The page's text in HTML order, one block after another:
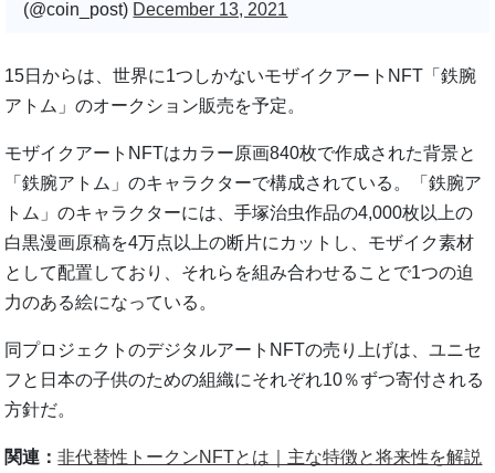
(@coin_post) December 13, 2021
15日からは、世界に1つしかないモザイクアートNFT「鉄腕
アトム」のオークション販売を予定。
モザイクアートNFTはカラー原画840枚で作成された背景と
「鉄腕アトム」のキャラクターで構成されている。「鉄腕ア
トム」のキャラクターには、手塚治虫作品の4,000枚以上の
白黒漫画原稿を4万点以上の断片にカットし、モザイク素材
として配置しており、それらを組み合わせることで1つの迫
力のある絵になっている。
同プロジェクトのデジタルアートNFTの売り上げは、ユニセ
フと日本の子供のための組織にそれぞれ10％ずつ寄付される
方針だ。
関連：非代替性トークンNFTとは｜主な特徴と将来性を解説